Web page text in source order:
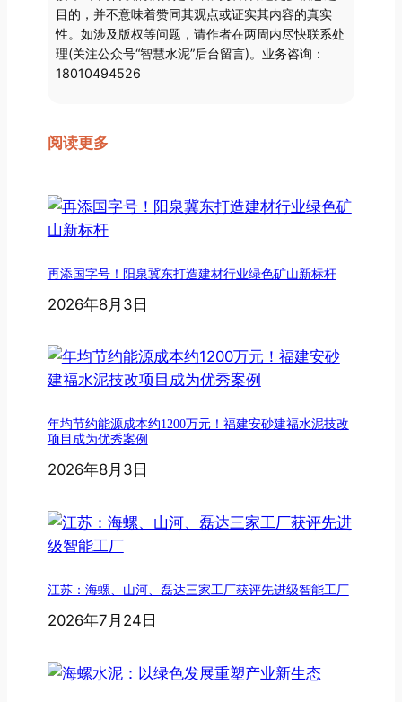
目的，并不意味着赞同其观点或证实其内容的真实
性。如涉及版权等问题，请作者在两周内尽快联系处
理(关注公众号“智慧水泥”后台留言)。业务咨询：
18010494526
阅读更多
再添国字号！阳泉冀东打造建材行业绿色矿山新标杆
2026年8月3日
年均节约能源成本约1200万元！福建安砂建福水泥技改
项目成为优秀案例
2026年8月3日
江苏：海螺、山河、磊达三家工厂获评先进级智能工厂
2026年7月24日